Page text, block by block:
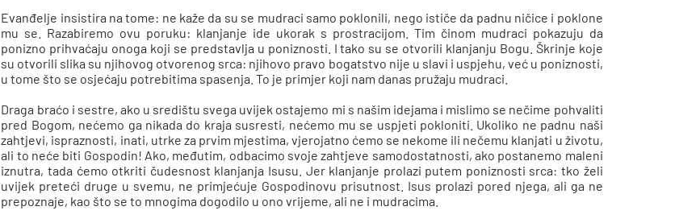
Evanđelje insistira na tome: ne kaže da su se mudraci samo poklonili, nego ističe da padnu ničice i poklone
mu se. Razabiremo ovu poruku: klanjanje ide ukorak s prostracijom. Tim činom mudraci pokazuju da
ponizno prihvaćaju onoga koji se predstavlja u poniznosti. I tako su se otvorili klanjanju Bogu. Škrinje koje
su otvorili slika su njihovog otvorenog srca: njihovo pravo bogatstvo nije u slavi i uspjehu, već u poniznosti,
u tome što se osjećaju potrebitima spasenja. To je primjer koji nam danas pružaju mudraci.
Draga braćo i sestre, ako u središtu svega uvijek ostajemo mi s našim idejama i mislimo se nečime pohvaliti
pred Bogom, nećemo ga nikada do kraja susresti, nećemo mu se uspjeti pokloniti. Ukoliko ne padnu naši
zahtjevi, ispraznosti, inati, utrke za prvim mjestima, vjerojatno ćemo se nekome ili nečemu klanjati u životu,
ali to neće biti Gospodin! Ako, međutim, odbacimo svoje zahtjeve samodostatnosti, ako postanemo maleni
iznutra, tada ćemo otkriti čudesnost klanjanja Isusu. Jer klanjanje prolazi putem poniznosti srca: tko želi
uvijek preteći druge u svemu, ne primjećuje Gospodinovu prisutnost. Isus prolazi pored njega, ali ga ne
prepoznaje, kao što se to mnogima dogodilo u ono vrijeme, ali ne i mudracima.